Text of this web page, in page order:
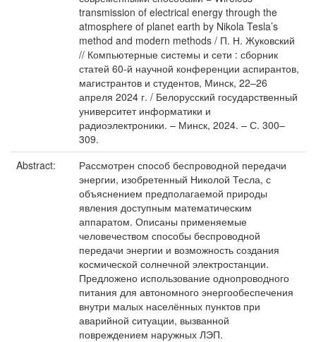
transmission of electrical energy through the
atmosphere of planet earth by Nikola Tesla’s
method and modern methods / П. Н. Жуковский
// Компьютерные системы и сети : сборник
статей 60-й научной конференции аспирантов,
магистрантов и студентов, Минск, 22–26
апреля 2024 г. / Белорусский государственный
университет информатики и
радиоэлектроники. – Минск, 2024. – С. 300–
309.
Abstract:
Рассмотрен способ беспроводной передачи
энергии, изобретенный Николой Тесла, с
объяснением предполагаемой природы
явления доступным математическим
аппаратом. Описаны применяемые
человечеством способы беспроводной
передачи энергии и возможность создания
космической солнечной электростанции.
Предложено использование однопроводного
питания для автономного энергообеспечения
внутри малых населённых пунктов при
аварийной ситуации, вызванной
повреждением наружных ЛЭП.